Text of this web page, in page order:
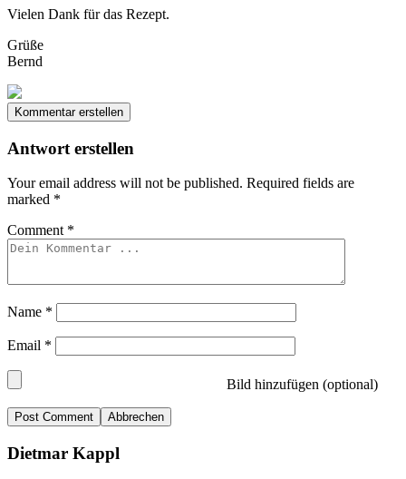
Vielen Dank für das Rezept.
Grüße
Bernd
Kommentar erstellen
Antwort erstellen
Your email address will not be published. Required fields are
marked *
Comment *
Name *
Email *
Bild hinzufügen (optional)
Abbrechen
Dietmar Kappl